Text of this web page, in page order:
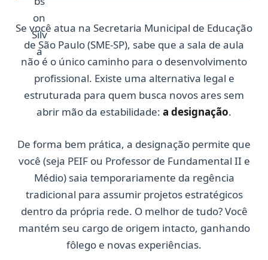
Se você atua na Secretaria Municipal de Educação
de São Paulo (SME-SP), sabe que a sala de aula
não é o único caminho para o desenvolvimento
profissional. Existe uma alternativa legal e
estruturada para quem busca novos ares sem
abrir mão da estabilidade: a designação.
De forma bem prática, a designação permite que
você (seja PEIF ou Professor de Fundamental II e
Médio) saia temporariamente da regência
tradicional para assumir projetos estratégicos
dentro da própria rede. O melhor de tudo? Você
mantém seu cargo de origem intacto, ganhando
fôlego e novas experiências.